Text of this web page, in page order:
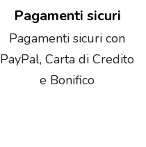
Pagamenti sicuri
Pagamenti sicuri con
PayPal, Carta di Credito
e Bonifico